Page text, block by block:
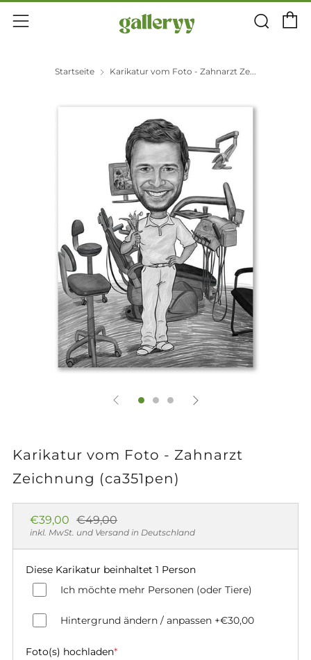
Menü
Startseite Karikatur vom Foto - Zahnarzt Ze...
Karikatur vom Foto - Zahnarzt
Zeichnung (ca351pen)
Normaler
Preis
€39,00 Sonderpreis
€49,00
inkl. MwSt. und Versand in Deutschland
Diese Karikatur beinhaltet 1 Person
Ich möchte mehr Personen (oder Tiere)
Hintergrund ändern / anpassen +€30,00
Foto(s) hochladen*